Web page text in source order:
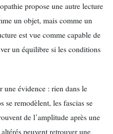
propose une autre lecture
un objet, mais comme un
est vue comme capable de
un équilibre si les conditions
une évidence : rien dans le
se remodèlent, les fascias se
de l’amplitude après une
peuvent retrouver une